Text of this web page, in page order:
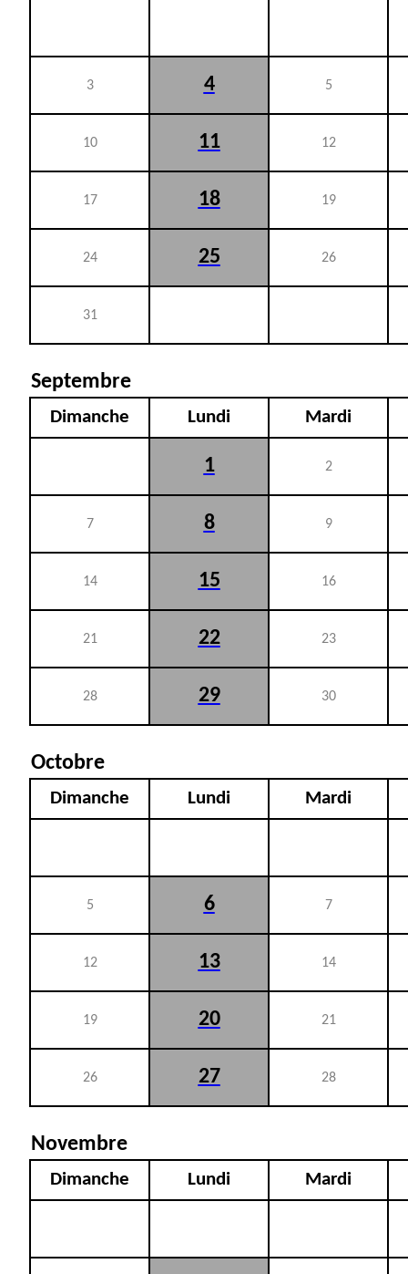
3 4 5
10 11 12
17 18 19
24 25 26
31
Septembre
Dimanche Lundi Mardi
1 2
7 8 9
14 15 16
21 22 23
28 29 30
Octobre
Dimanche Lundi Mardi
5 6 7
12 13 14
19 20 21
26 27 28
Novembre
Dimanche Lundi Mardi